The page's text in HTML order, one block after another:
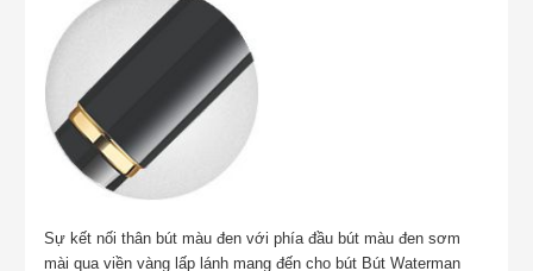
Sự kết nối thân bút màu đen với phía đầu bút màu đen sơm
mài qua viền vàng lấp lánh mang đến cho bút Bút Waterman